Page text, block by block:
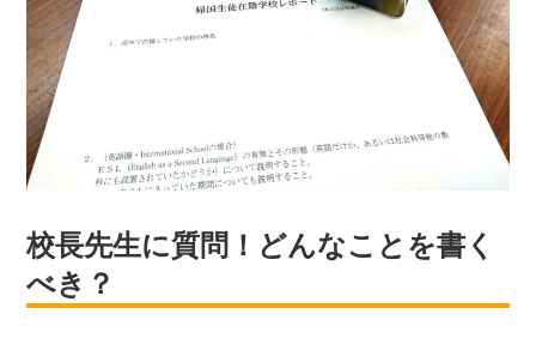
校長先生に質問！どんなことを書く
べき？